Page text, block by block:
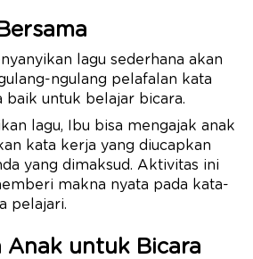
lagu sederhana akan
ngulang pelafalan kata
baik untuk belajar bicara.
lagu, Ibu bisa mengajak anak
kata kerja yang diucapkan
yang dimaksud. Aktivitas ini
makna nyata pada kata-
pelajari.
Anak untuk Bicara